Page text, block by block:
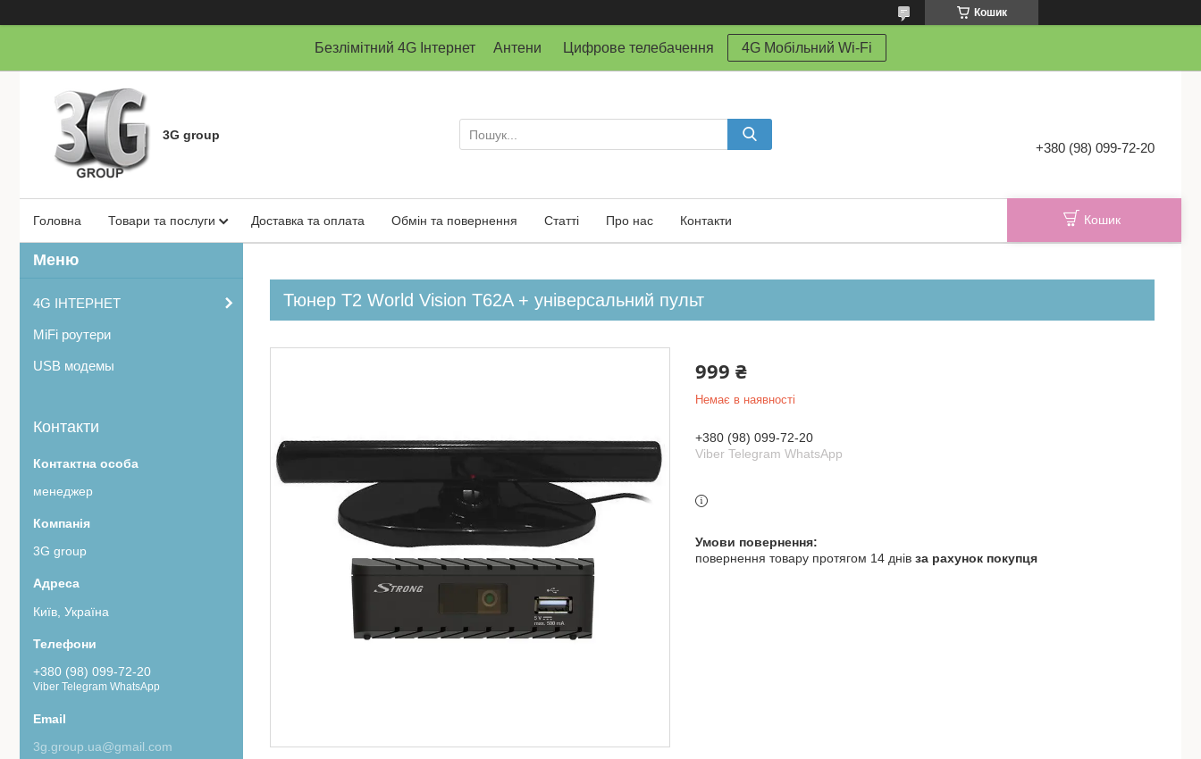
Кошик
Безлімітний 4G Інтернет Антени Цифрове телебачення 4G Мобільний Wi-Fi
3G group
+380 (98) 099-72-20
Головна Товари та послуги Доставка та оплата Обмін та повернення Статті Про нас Контакти Кошик
Тюнер Т2 World Vision T62A + універсальний пульт
999 ₴
Немає в наявності
+380 (98) 099-72-20
Viber Telegram WhatsApp
повернення товару протягом 14 днів за рахунок покупця
4G ІНТЕРНЕТ
MiFi роутери
USB модемы
Контакти
менеджер
3G group
Київ, Україна
+380 (98) 099-72-20
Viber Telegram WhatsApp
3g.group.ua@gmail.com